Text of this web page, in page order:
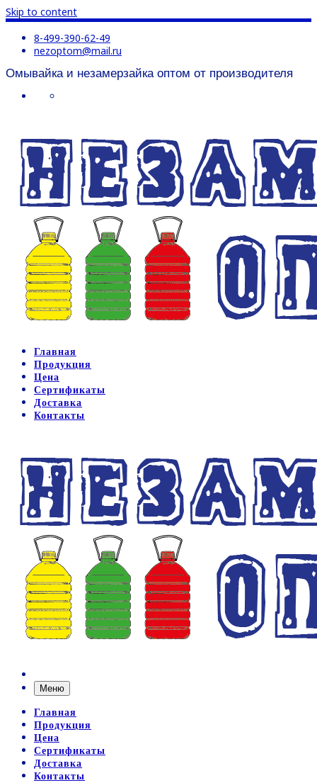
Skip to content
8-499-390-62-49
nezoptom@mail.ru
Омывайка и незамерзайка оптом от производителя
Главная
Продукция
Цена
Сертификаты
Доставка
Контакты
Меню
Главная
Продукция
Цена
Сертификаты
Доставка
Контакты